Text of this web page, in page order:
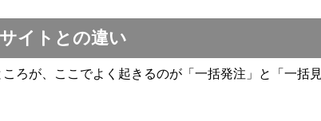
イトとの違い
ろが、ここでよく起きるのが「一括発注」と「一括